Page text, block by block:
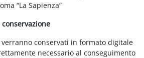
“La Sapienza”
conservati in formato digitale
necessario al conseguimento